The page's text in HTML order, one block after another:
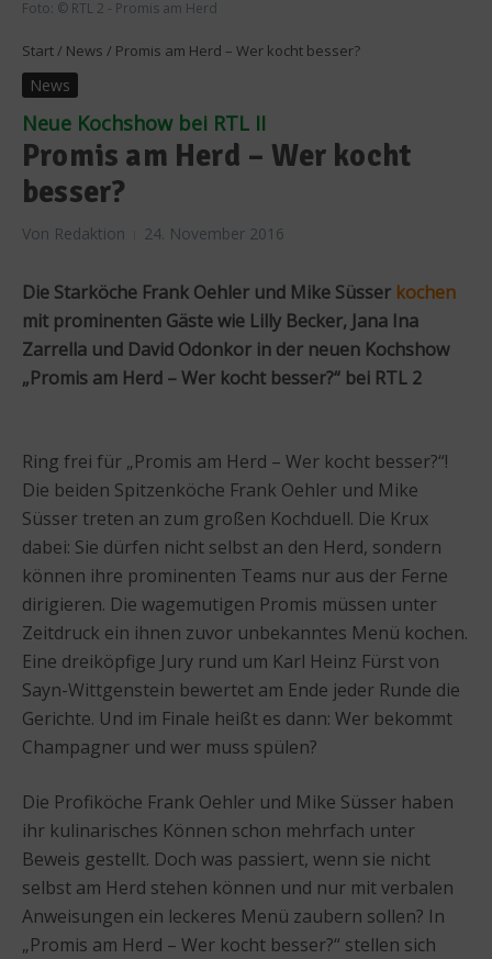
Foto: © RTL 2 - Promis am Herd
Start / News / Promis am Herd – Wer kocht besser?
News
Neue Kochshow bei RTL II
Promis am Herd – Wer kocht
besser?
Von Redaktion 24. November 2016
Die Starköche Frank Oehler und Mike Süsser kochen
mit prominenten Gäste wie Lilly Becker, Jana Ina
Zarrella und David Odonkor in der neuen Kochshow
„Promis am Herd – Wer kocht besser?“ bei RTL 2
Ring frei für „Promis am Herd – Wer kocht besser?“!
Die beiden Spitzenköche Frank Oehler und Mike
Süsser treten an zum großen Kochduell. Die Krux
dabei: Sie dürfen nicht selbst an den Herd, sondern
können ihre prominenten Teams nur aus der Ferne
dirigieren. Die wagemutigen Promis müssen unter
Zeitdruck ein ihnen zuvor unbekanntes Menü kochen.
Eine dreiköpfige Jury rund um Karl Heinz Fürst von
Sayn-Wittgenstein bewertet am Ende jeder Runde die
Gerichte. Und im Finale heißt es dann: Wer bekommt
Champagner und wer muss spülen?
Die Profiköche Frank Oehler und Mike Süsser haben
ihr kulinarisches Können schon mehrfach unter
Beweis gestellt. Doch was passiert, wenn sie nicht
selbst am Herd stehen können und nur mit verbalen
Anweisungen ein leckeres Menü zaubern sollen? In
„Promis am Herd – Wer kocht besser?“ stellen sich